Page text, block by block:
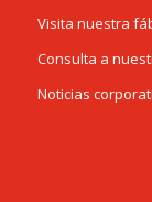
Visita nuestra
Consulta a
Noticias